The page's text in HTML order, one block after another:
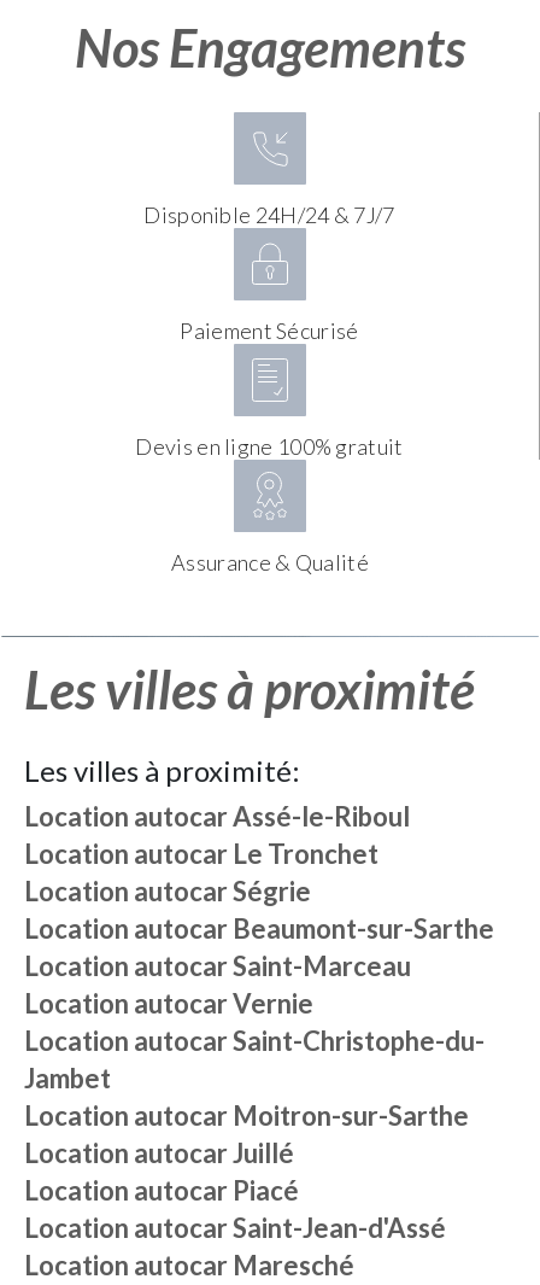
Nos Engagements
Disponible 24H/24 & 7J/7
Paiement Sécurisé
Devis en ligne 100% gratuit
Assurance & Qualité
Les villes à proximité
Les villes à proximité:
Location autocarAssé-le-Riboul
Location autocar Le Tronchet
Location autocarSégrie
Location autocar Beaumont-sur-Sarthe
Location autocarSaint-Marceau
Location autocarVernie
Location autocarSaint-Christophe-du-
Jambet
Location autocar Moitron-sur-Sarthe
Location autocarJuillé
Location autocar Piacé
Location autocarSaint-Jean-d'Assé
Location autocar Maresché